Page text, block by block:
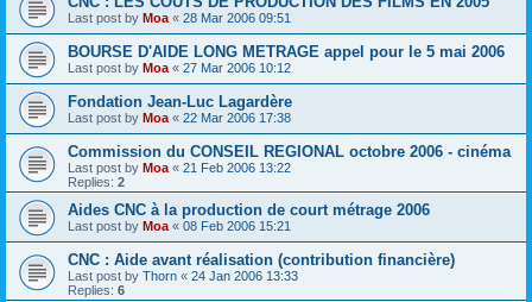
Last post by Moa « 28 Mar 2006 09:51
BOURSE D'AIDE LONG METRAGE appel pour le 5 mai 2006
Last post by Moa « 27 Mar 2006 10:12
Fondation Jean-Luc Lagardère
Last post by Moa « 22 Mar 2006 17:38
Commission du CONSEIL REGIONAL octobre 2006 - cinéma
Last post by Moa « 21 Feb 2006 13:22
Replies: 2
Aides CNC à la production de court métrage 2006
Last post by Moa « 08 Feb 2006 15:21
CNC : Aide avant réalisation (contribution financière)
Last post by Thorn « 24 Jan 2006 13:33
Replies: 6